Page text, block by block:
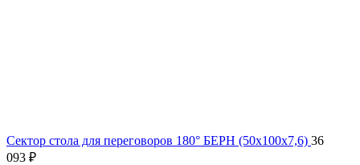
Сектор стола для переговоров 180° БЕРН (50x100x7,6) 36
093 ₽